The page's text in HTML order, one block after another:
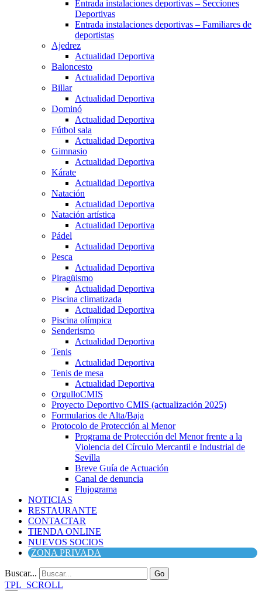
Entrada instalaciones deportivas – Secciones
Deportivas
Entrada instalaciones deportivas – Familiares de
deportistas
Ajedrez
Actualidad Deportiva
Baloncesto
Actualidad Deportiva
Billar
Actualidad Deportiva
Dominó
Actualidad Deportiva
Fútbol sala
Actualidad Deportiva
Gimnasio
Actualidad Deportiva
Kárate
Actualidad Deportiva
Natación
Actualidad Deportiva
Natación artística
Actualidad Deportiva
Pádel
Actualidad Deportiva
Pesca
Actualidad Deportiva
Piragüismo
Actualidad Deportiva
Piscina climatizada
Actualidad Deportiva
Piscina olímpica
Senderismo
Actualidad Deportiva
Tenis
Actualidad Deportiva
Tenis de mesa
Actualidad Deportiva
OrgulloCMIS
Proyecto Deportivo CMIS (actualización 2025)
Formularios de Alta/Baja
Protocolo de Protección al Menor
Programa de Protección del Menor frente a la
Violencia del Círculo Mercantil e Industrial de
Sevilla
Breve Guía de Actuación
Canal de denuncia
Flujograma
NOTICIAS
RESTAURANTE
CONTACTAR
TIENDA ONLINE
NUEVOS SOCIOS
ZONA PRIVADA
Buscar... Go
TPL_SCROLL